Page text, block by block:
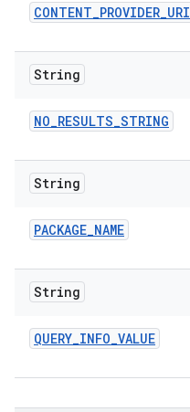
CONTENT_PROVIDER_URI
String
NO_RESULTS_STRING
String
PACKAGE_NAME
String
QUERY_INFO_VALUE